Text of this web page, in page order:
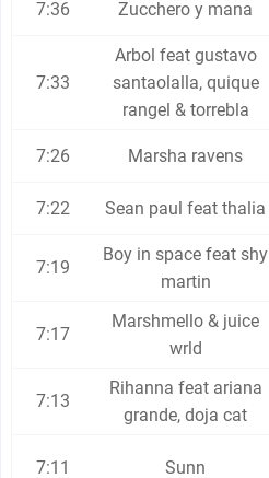
7:36 Zucchero y mana
7:33
Arbol feat gustavo
santaolalla, quique
rangel & torrebla
7:26 Marsha ravens
7:22 Sean paul feat thalia
7:19
Boy in space feat shy
martin
7:17
Marshmello & juice
wrld
7:13
Rihanna feat ariana
grande, doja cat
7:11 Sunn